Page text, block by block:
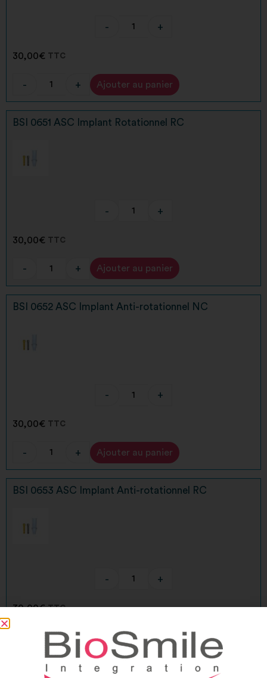
- +
30,00€ TTC
- + Ajouter au panier
Alternative:
BSI 0651 ASC Implant Rotationnel RC
- +
30,00€ TTC
- + Ajouter au panier
Alternative:
BSI 0652 ASC Implant Anti-rotationnel NC
- +
30,00€ TTC
- + Ajouter au panier
Alternative:
BSI 0653 ASC Implant Anti-rotationnel RC
- +
30,00€ TTC
+ Ajouter au panier
Alternative:
BSI 0664 ASC Implant Rotationnel NC